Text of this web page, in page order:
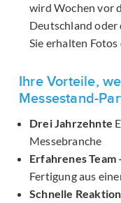
wird Wochen vor
Deutschland oder
Sie erhalten Fotos
Ihre Vorteile,
Messestand-
Drei Jahrzehnte
Messebranche
Erfahrenes Team
Fertigung aus
Schnelle